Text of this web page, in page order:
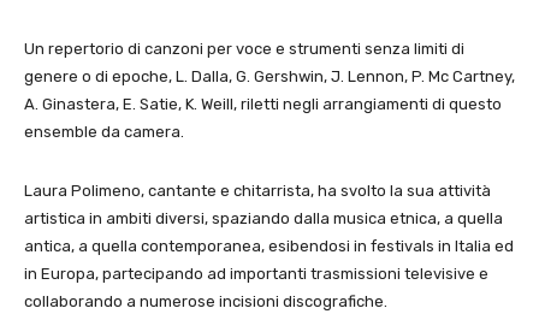
Un repertorio di canzoni per voce e strumenti senza limiti di
genere o di epoche, L. Dalla, G. Gershwin, J. Lennon, P. Mc Cartney,
A. Ginastera, E. Satie, K. Weill, riletti negli arrangiamenti di questo
ensemble da camera.
Laura Polimeno, cantante e chitarrista, ha svolto la sua attività
artistica in ambiti diversi, spaziando dalla musica etnica, a quella
antica, a quella contemporanea, esibendosi in festivals in Italia ed
in Europa, partecipando ad importanti trasmissioni televisive e
collaborando a numerose incisioni discografiche.